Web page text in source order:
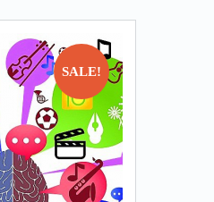
SALE!